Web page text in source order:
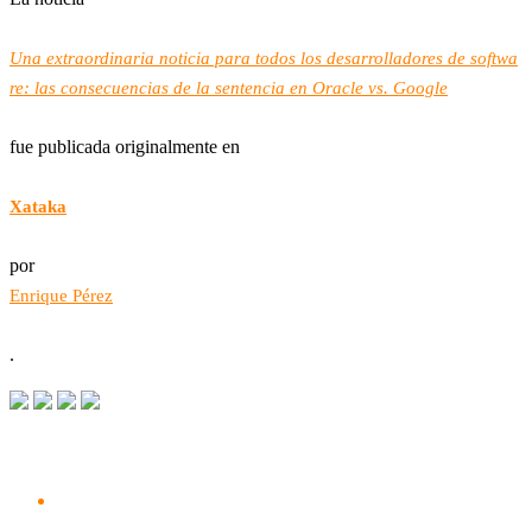
Una extraordinaria noticia para todos los desarrolladores de softwa
re: las consecuencias de la sentencia en Oracle vs. Google
fue publicada originalmente en
Xataka
por
Enrique Pérez
.